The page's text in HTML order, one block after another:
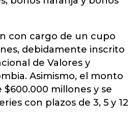
con cargo de un cupo
debidamente inscrito
de Valores y
Asimismo, el monto
millones y se
con plazos de 3, 5 y 12